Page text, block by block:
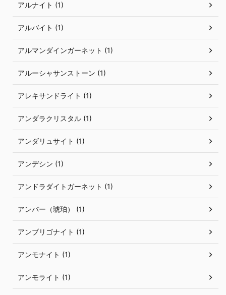
アルナイト (1)
アルバイト (1)
アルマンダインガーネット (1)
アルーシャサンストーン (1)
アレキサンドライト (1)
アンダラクリスタル (1)
アンダリュサイト (1)
アンデシン (1)
アンドラダイトガーネット (1)
アンバー（琥珀） (1)
アンブリゴナイト (1)
アンモナイト (1)
アンモライト (1)